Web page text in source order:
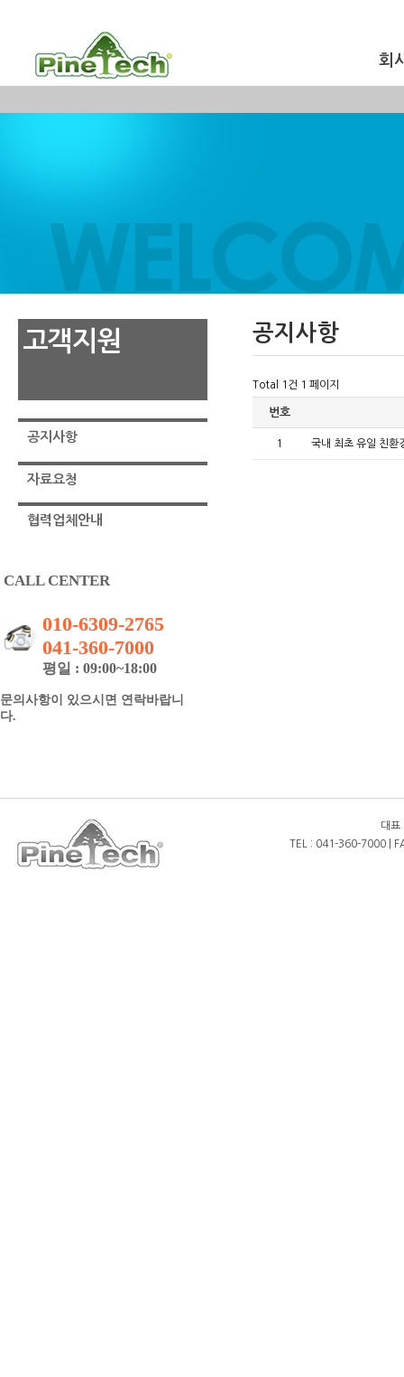
회
고객지원
공지사항
자료요청
협력업체안내
CALL CENTER
010-6309-2765
041-360-7000
평일 : 09:00~18:00
문의사항이 있으시면 연락바랍니
다.
공지사항
Total 1건 1 페이지
번호
1 국내 최초 유일 친환
대표
TEL : 041-360-7000 |